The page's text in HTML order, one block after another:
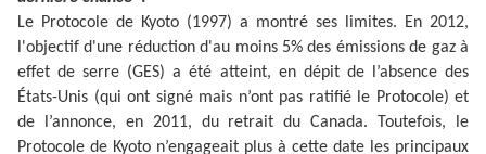
Le Protocole de Kyoto (1997) a montré ses limites. En 2012,
l'objectif d'une réduction d'au moins 5% des émissions de gaz à
effet de serre (GES) a été atteint, en dépit de l’absence des
États-Unis (qui ont signé mais n’ont pas ratifié le Protocole) et
de l’annonce, en 2011, du retrait du Canada. Toutefois, le
Protocole de Kyoto n’engageait plus à cette date les principaux